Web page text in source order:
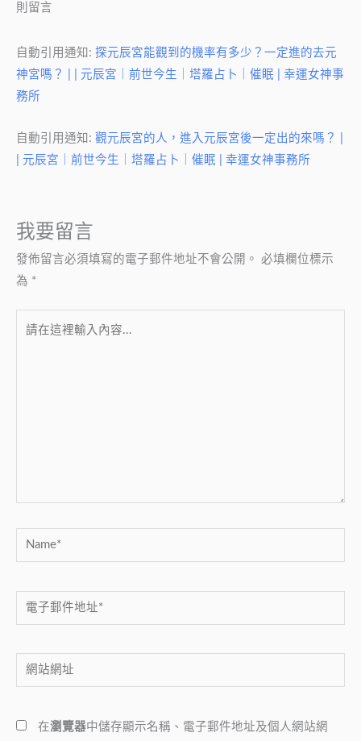
則留言
自動引用通知: 探元辰宮能觀到的機率有多少？一定進的去元
神宮嗎？ | | 元辰宮｜前世今生｜塔羅占卜｜催眠 | 幸運女神事
務所
自動引用通知: 觀元辰宮的人，進入元辰宮後一定出的來嗎？ |
| 元辰宮｜前世今生｜塔羅占卜｜催眠 | 幸運女神事務所
我要留言
發佈留言必須填寫的電子郵件地址不會公開。 必填欄位標示
為 *
Name*
電
子
件
地
*
網
站
址
在瀏覽器中儲存顯示名稱、電子郵件地址及個人網站網